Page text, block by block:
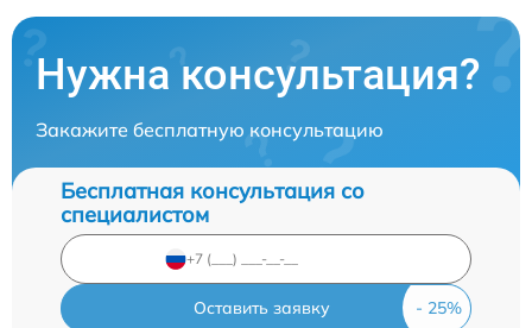
Нужна консультация?
Закажите бесплатную консультацию
Бесплатная консультация со
специалистом
Оставить заявку